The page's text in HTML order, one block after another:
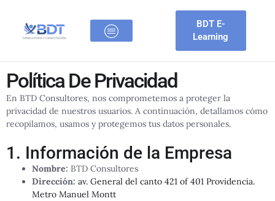
contenido
BDT E-
Learning
Política De Privacidad
En BTD Consultores, nos comprometemos a proteger la
privacidad de nuestros usuarios. A continuación, detallamos cómo
recopilamos, usamos y protegemos tus datos personales.
1. Información de la Empresa
Nombre: BTD Consultores
Dirección: av. General del canto 421 of 401 Providencia.
Metro Manuel Montt